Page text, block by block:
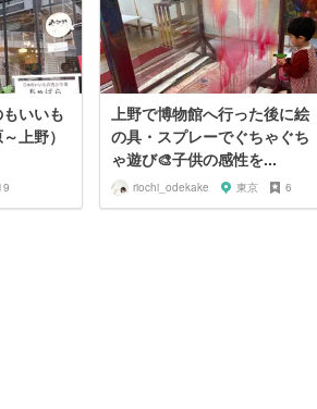
いいも
上野）
上野で博物館へ行った後に絵
の具・スプレーでぐちゃぐち
ゃ遊び🎨子供の感性を...
riochi_odekake 東京 6